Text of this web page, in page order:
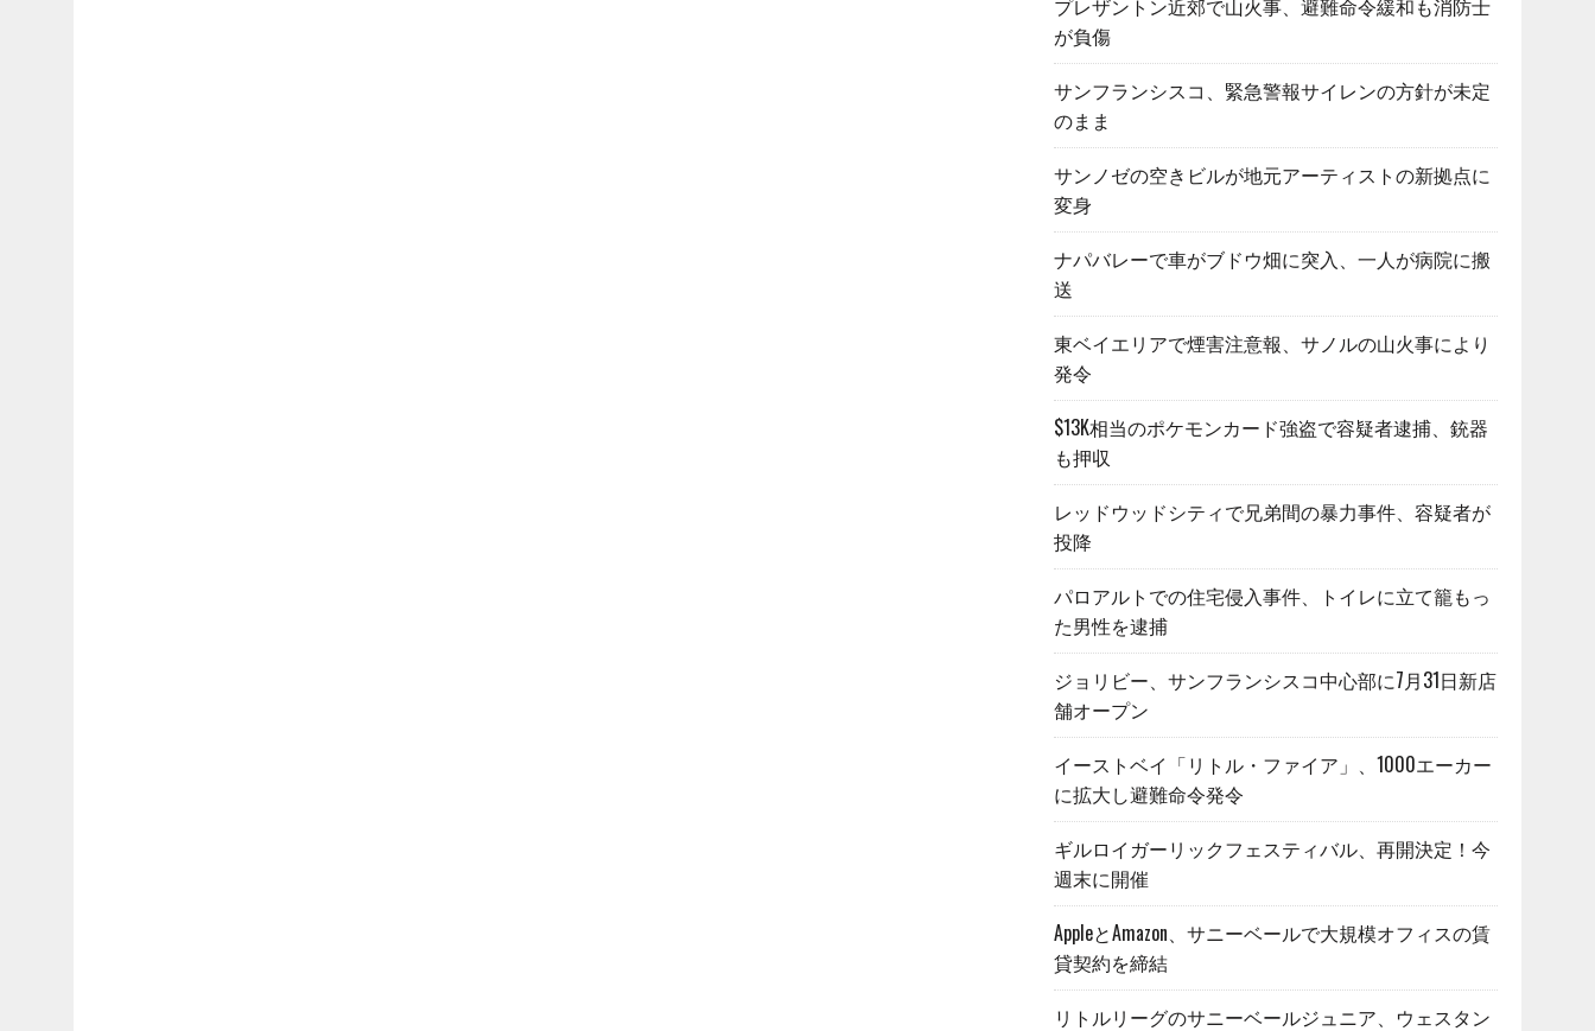
プレザントン近郊で山火事、避難命令緩和も消防士
が負傷
サンフランシスコ、緊急警報サイレンの方針が未定
のまま
サンノゼの空きビルが地元アーティストの新拠点に
変身
ナパバレーで車がブドウ畑に突入、一人が病院に搬
送
東ベイエリアで煙害注意報、サノルの山火事により
発令
$13K相当のポケモンカード強盗で容疑者逮捕、銃器
も押収
レッドウッドシティで兄弟間の暴力事件、容疑者が
投降
パロアルトでの住宅侵入事件、トイレに立て籠もっ
た男性を逮捕
ジョリビー、サンフランシスコ中心部に7月31日新店
舗オープン
イーストベイ「リトル・ファイア」、1000エーカー
に拡大し避難命令発令
ギルロイガーリックフェスティバル、再開決定！今
週末に開催
AppleとAmazon、サニーベールで大規模オフィスの賃
貸契約を締結
リトルリーグのサニーベールジュニア、ウェスタン